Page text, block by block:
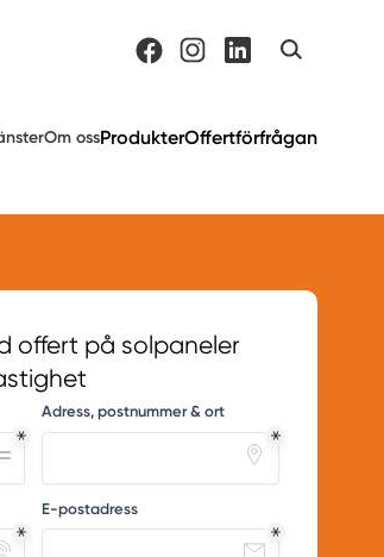
Om ossProdukterOffertförfrågan
offert på solpaneler
Adress, postnummer & ort
E-postadress